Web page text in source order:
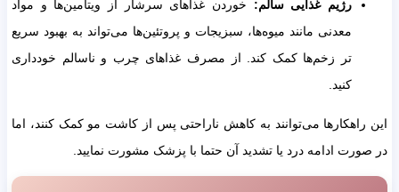
رژیم غذایی سالم: خوردن غذاهای سرشار از ویتامین‌ها و مواد
معدنی مانند میوه‌ها، سبزیجات و پروتئین‌ها می‌تواند به بهبود سریع
تر زخم‌ها کمک کند. از مصرف غذاهای چرب و ناسالم خودداری
کنید.
این راهکارها می‌توانند به کاهش ناراحتی پس از کاشت مو کمک کنند، اما
در صورت ادامه درد یا تشدید آن حتما با پزشک مشورت نمایید.